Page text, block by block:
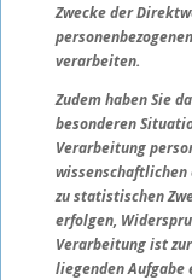
Zwecke der
verarbeiten.
Zudem haben Sie
besonderen
Verarbeitung
wissenschaftlichen
zu statistischen
erfolgen,
Verarbeitung ist
liegenden Aufgabe